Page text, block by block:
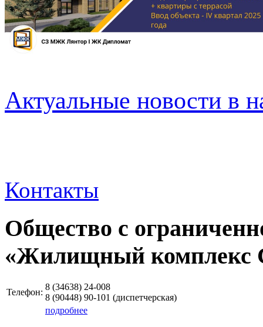
Актуальные новости в
Контакты
Общество с
«Жилищный комплекс
Телефон:
8 (34638) 24-008
8 (90448) 90-101 (диспетчерская)
подробнее